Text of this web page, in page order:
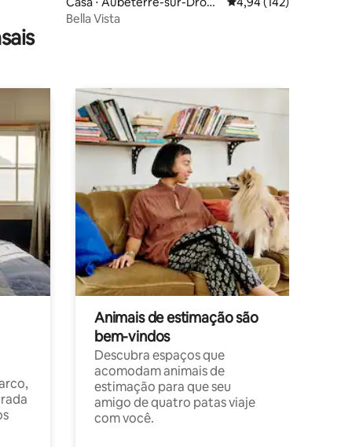
e
Bella Vista
Animais de estimação são
bem-vindos
Descubra espaços que
acomodam animais de
estimação para que seu
amigo de quatro patas viaje
com você.